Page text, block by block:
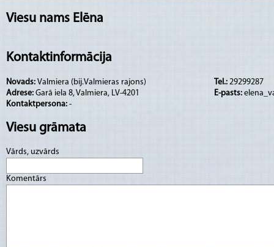
Viesu nams Elēna
Kontaktinformācija
Novads: Valmiera (bij.Valmieras rajons)
Adrese: Garā iela 8, Valmiera, LV-4201
Kontaktpersona: -
Tel.: 29299287
E-pasts:
Viesu grāmata
Vārds, uzvārds
Komentārs